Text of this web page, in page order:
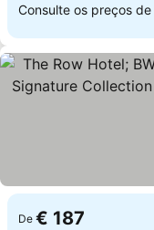
Consulte os preços de
De € 187